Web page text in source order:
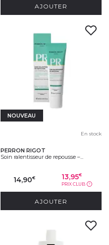
AJOUTER
NOUVEAU
En stock
PERRON RIGOT
Soin ralentisseur de repousse –...
14,90€ 13,95€
PRIX CLUB ?
AJOUTER